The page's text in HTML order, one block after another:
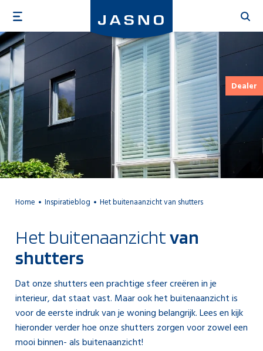
naar
de
inhoud
gaan
Dealer
Home Inspiratieblog Het buitenaanzicht van shutters
Het buitenaanzichtvan
shutters
Dat onze shutters een prachtige sfeer creëren in je
interieur, dat staat vast. Maar ook het buitenaanzicht is
voor de eerste indruk van je woning belangrijk. Lees en kijk
hieronder verder hoe onze shutters zorgen voor zowel een
mooi binnen- als buitenaanzicht!